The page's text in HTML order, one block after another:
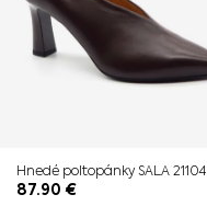
Hnedé poltopánky SALA 21104
87.90 €